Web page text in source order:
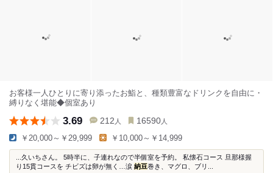
お客様一人ひとりに寄り添ったお鮨と、種類豊富なドリンクを自由に・
縛りなく堪能◆個室あり
3.69 212 人 16590 人
￥20,000～￥29,999 ￥10,000～￥14,999
...久いちさん。 5時半に、子連れなので半個室を予約。 私懐石コース 旦那様握
り15貫コースを チビズは卵が無く…涙 納豆巻き、マグロ、ブリ...